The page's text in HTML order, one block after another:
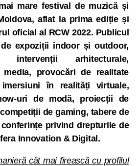
mare festival de muzică și
aflat la prima ediție și
oficial al RCW 2022. Publicul
expoziții indoor și outdoor,
arhitecturale,
media, provocări de realitate
în realități virtuale,
uri de modă, proiecții de
de gaming, tabere de
privind drepturile de
Innovation & Digital.
cât mai firească cu profilul